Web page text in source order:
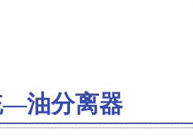
—油分离器